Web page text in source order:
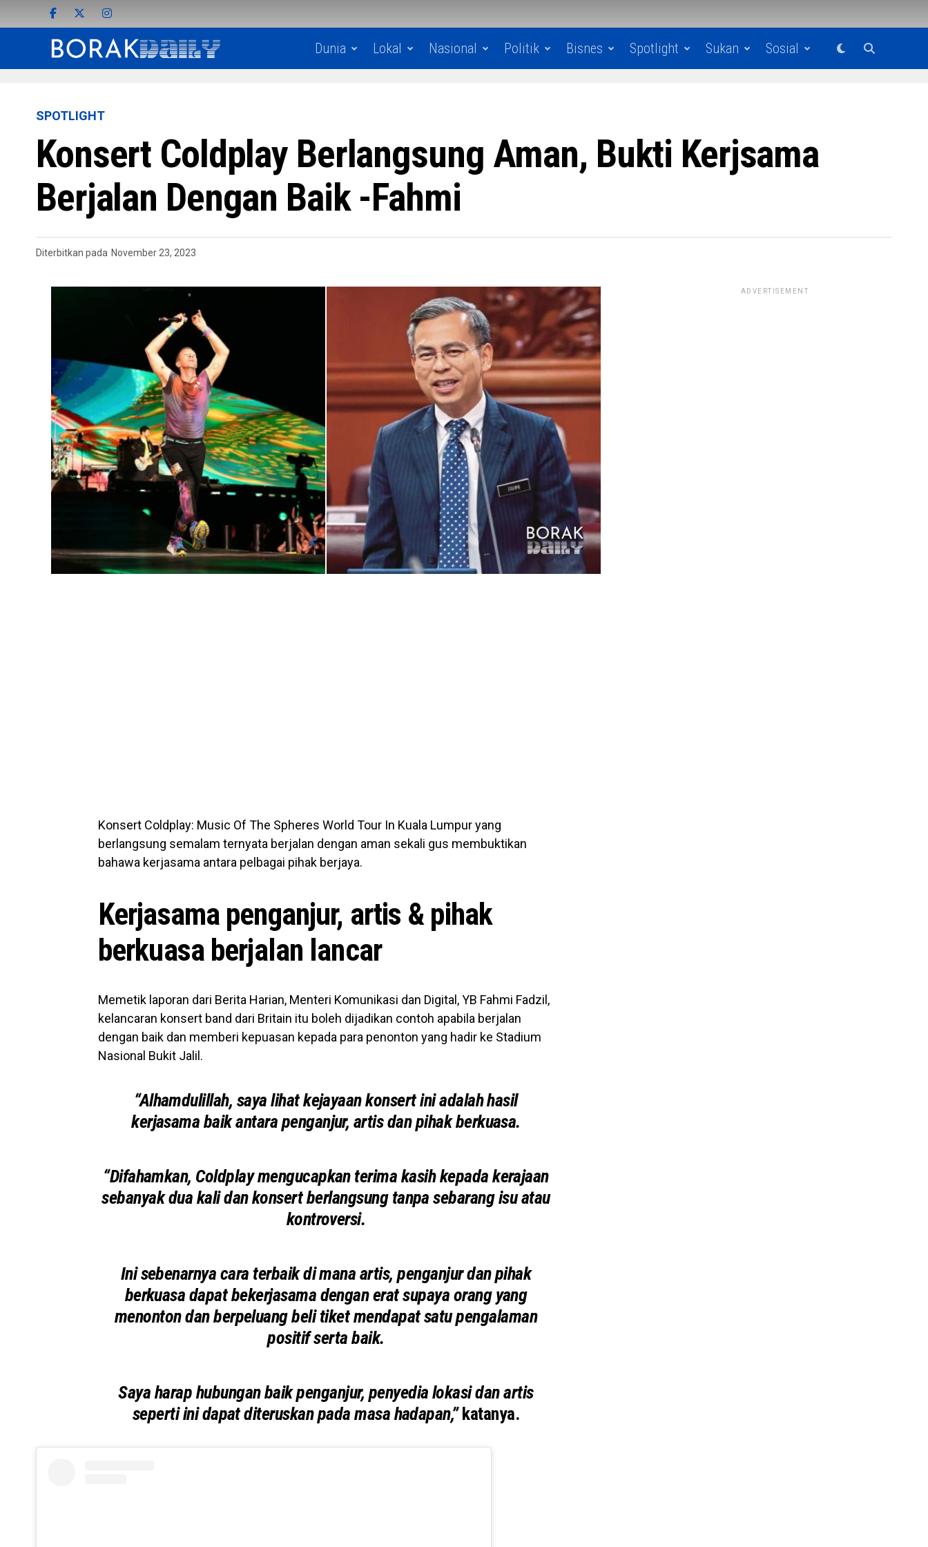
Dunia Lokal Nasional Politik Bisnes Spotlight Sukan Sosial
SPOTLIGHT
Konsert Coldplay Berlangsung Aman, Bukti Kerjsama
Berjalan Dengan Baik -Fahmi
Diterbitkan pada November 23, 2023
Konsert Coldplay: Music Of The Spheres World Tour In Kuala Lumpur yang
berlangsung semalam ternyata berjalan dengan aman sekali gus membuktikan
bahawa kerjasama antara pelbagai pihak berjaya.
Kerjasama penganjur, artis & pihak
berkuasa berjalan lancar
Memetik laporan dari Berita Harian, Menteri Komunikasi dan Digital, YB Fahmi Fadzil,
kelancaran konsert band dari Britain itu boleh dijadikan contoh apabila berjalan
dengan baik dan memberi kepuasan kepada para penonton yang hadir ke Stadium
Nasional Bukit Jalil.
“Alhamdulillah, saya lihat kejayaan konsert ini adalah hasil
kerjasama baik antara penganjur, artis dan pihak berkuasa.
“Difahamkan, Coldplay mengucapkan terima kasih kepada kerajaan
sebanyak dua kali dan konsert berlangsung tanpa sebarang isu atau
kontroversi.
Ini sebenarnya cara terbaik di mana artis, penganjur dan pihak
berkuasa dapat bekerjasama dengan erat supaya orang yang
menonton dan berpeluang beli tiket mendapat satu pengalaman
positif serta baik.
Saya harap hubungan baik penganjur, penyedia lokasi dan artis
seperti ini dapat diteruskan pada masa hadapan,”katanya.
ADVERTISEMENT